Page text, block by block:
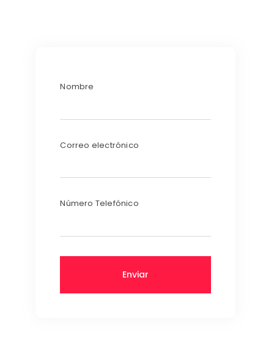
Nombre
Correo electrónico
Número Telefónico
Enviar